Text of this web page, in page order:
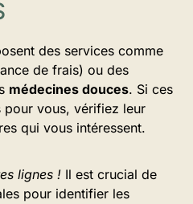
des services comme
de frais) ou des
médecines douces. Si ces
vous, vérifiez leur
qui vous intéressent.
lignes ! Il est crucial de
pour identifier les